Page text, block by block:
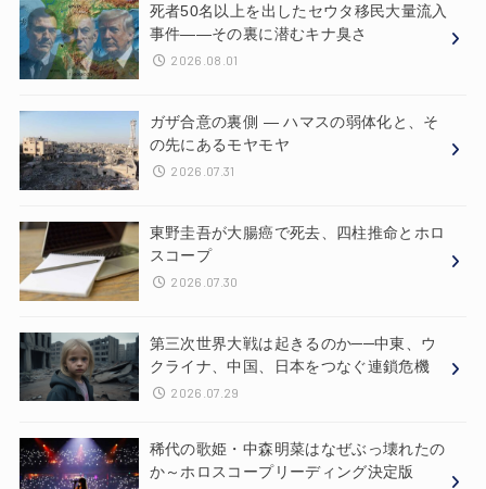
死者50名以上を出したセウタ移民大量流入
事件——その裏に潜むキナ臭さ
2026.08.01
ガザ合意の裏側 ― ハマスの弱体化と、そ
の先にあるモヤモヤ
2026.07.31
東野圭吾が大腸癌で死去、四柱推命とホロ
スコープ
2026.07.30
第三次世界大戦は起きるのか──中東、ウ
クライナ、中国、日本をつなぐ連鎖危機
2026.07.29
稀代の歌姫・中森明菜はなぜぶっ壊れたの
か～ホロスコープリーディング決定版